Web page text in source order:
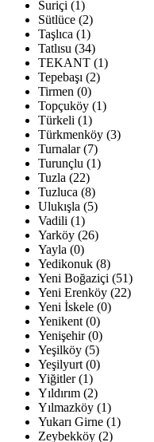
Suriçi (1)
Sütlüce (2)
Taşlıca (1)
Tatlısu (34)
TEKANT (1)
Tepebaşı (2)
Tirmen (0)
Topçuköy (1)
Türkeli (1)
Türkmenköy (3)
Turnalar (7)
Turunçlu (1)
Tuzla (22)
Tuzluca (8)
Ulukışla (5)
Vadili (1)
Yarköy (26)
Yayla (0)
Yedikonuk (8)
Yeni Boğaziçi (51)
Yeni Erenköy (22)
Yeni İskele (0)
Yenikent (0)
Yenişehir (0)
Yeşilköy (5)
Yeşilyurt (0)
Yiğitler (1)
Yıldırım (2)
Yılmazköy (1)
Yukarı Girne (1)
Zeybekköy (2)